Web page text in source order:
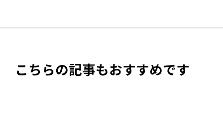
こちらの記事もおすすめです